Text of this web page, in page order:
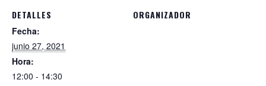
DETALLES
Fecha:
junio 27, 2021
Hora:
12:00 - 14:30
ORGANIZADOR